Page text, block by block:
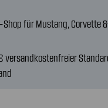
Shop für Mustang, Corvette &
versandkostenfreier